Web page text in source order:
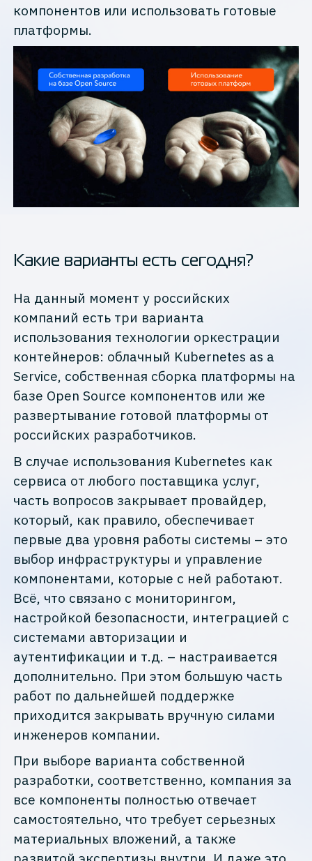
компонентов или использовать готовые
платформы.
Какие варианты есть сегодня?
На данный момент у российских
компаний есть три варианта
использования технологии оркестрации
контейнеров: облачный Kubernetes as a
Service, собственная сборка платформы на
базе Open Source компонентов или же
развертывание готовой платформы от
российских разработчиков.
В случае использования Kubernetes как
сервиса от любого поставщика услуг,
часть вопросов закрывает провайдер,
который, как правило, обеспечивает
первые два уровня работы системы – это
выбор инфраструктуры и управление
компонентами, которые с ней работают.
Всё, что связано с мониторингом,
настройкой безопасности, интеграцией с
системами авторизации и
аутентификации и т.д. – настраивается
дополнительно. При этом большую часть
работ по дальнейшей поддержке
приходится закрывать вручную силами
инженеров компании.
При выборе варианта собственной
разработки, соответственно, компания за
все компоненты полностью отвечает
самостоятельно, что требует серьезных
материальных вложений, а также